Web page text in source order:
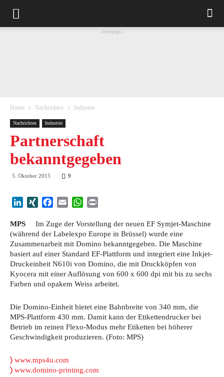
- Anzeige -
Home Nachrichten Industrie
Nachrichten Industrie
Partnerschaft
bekanntgegeben
5. Oktober 2015 9
LinkedIn
XING Facebook
Email WhatsApp
MPS
Im Zuge der Vorstellung der neuen EF Symjet-Maschine
(während der Labelexpo Europe in Brüssel) wurde eine
Zusammenarbeit mit Domino bekanntgegeben. Die Maschine
basiert auf einer Standard EF-Plattform und integriert eine Inkjet-
Druckeinheit N610i von Domino, die mit Druckköpfen von
Kyocera mit einer Auflösung von 600 x 600 dpi mit bis zu sechs
Farben und opakem Weiss arbeitet.
Die Domino-Einheit bietet eine Bahnbreite von 340 mm, die
MPS-Plattform 430 mm. Damit kann der Etikettendrucker bei
Betrieb im reinen Flexo-Modus mehr Etiketten bei höherer
Geschwindigkeit produzieren. (Foto: MPS)
〉 www.mps4u.com
〉 www.domino-printing.com